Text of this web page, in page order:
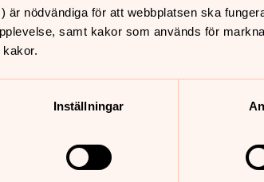
är nödvändiga för att webbplatsen ska
samt kakor som används för
Inställningar